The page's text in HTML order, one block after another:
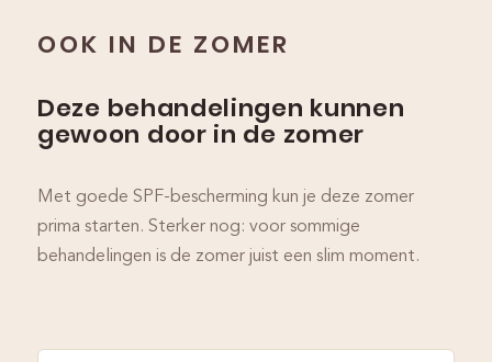
OOK IN DE ZOMER
Deze behandelingen kunnen
gewoon door in de zomer
Met goede SPF-bescherming kun je deze zomer
prima starten. Sterker nog: voor sommige
behandelingen is de zomer juist een slim moment.